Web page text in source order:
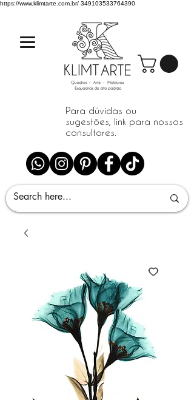
https://www.klimtarte.com.br/ 349103533764390
Para dúvidas ou
sugestões, link para nossos
consultores.